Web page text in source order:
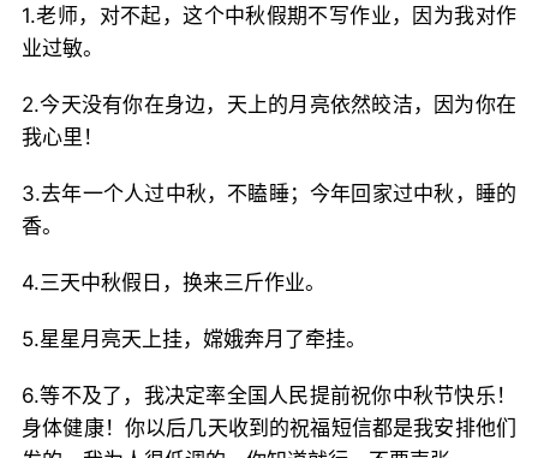
1.老师，对不起，这个中秋假期不写作业，因为我对作
业过敏。
2.今天没有你在身边，天上的月亮依然皎洁，因为你在
我心里！
3.去年一个人过中秋，不瞌睡；今年回家过中秋，睡的
香。
4.三天中秋假日，换来三斤作业。
5.星星月亮天上挂，嫦娥奔月了牵挂。
6.等不及了，我决定率全国人民提前祝你中秋节快乐！
身体健康！你以后几天收到的祝福短信都是我安排他们